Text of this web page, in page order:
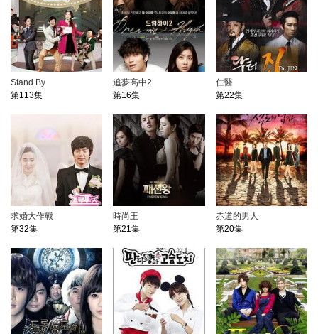
Stand By
第113集
追夢高中2
第16集
仁醫
第22集
求婚大作戰
第32集
時尚王
第21集
赤道的男人
第20集